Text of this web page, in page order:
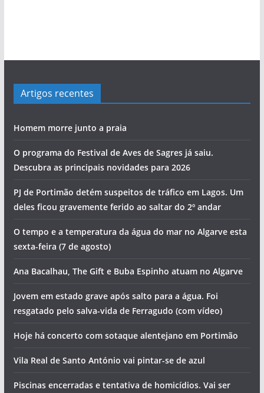
Artigos recentes
Homem morre junto a praia
O programa do Festival de Aves de Sagres já saiu.
Descubra as principais novidades para 2026
PJ de Portimão detém suspeitos de tráfico em Lagos. Um
deles ficou gravemente ferido ao saltar do 2º andar
O tempo e a temperatura da água do mar no Algarve esta
sexta-feira (7 de agosto)
Ana Bacalhau, The Gift e Buba Espinho atuam no Algarve
Jovem em estado grave após salto para a água. Foi
resgatado pelo salva-vida de Ferragudo (com vídeo)
Hoje há concerto com sotaque alentejano em Portimão
Vila Real de Santo António vai pintar-se de azul
Piscinas encerradas e tentativa de homicídios. Vai ser